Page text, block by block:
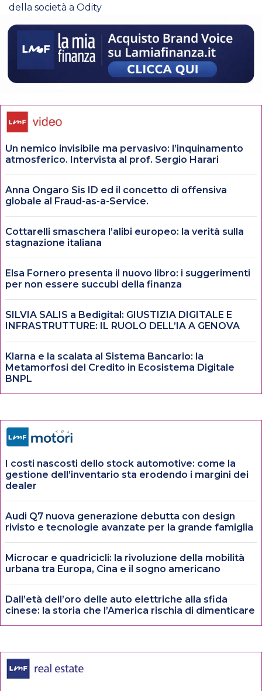
della società a Odity
Un nemico invisibile ma pervasivo: l’inquinamento
atmosferico. Intervista al prof. Sergio Harari
Anna Ongaro Sis ID ed il concetto di offensiva
globale al Fraud-as-a-Service.
Cottarelli smaschera l’alibi europeo: la verità sulla
stagnazione italiana
Elsa Fornero presenta il nuovo libro: i suggerimenti
per non essere succubi della finanza
SILVIA SALIS a Bedigital: GIUSTIZIA DIGITALE E
INFRASTRUTTURE: IL RUOLO DELL’IA A GENOVA
Klarna e la scalata al Sistema Bancario: la
Metamorfosi del Credito in Ecosistema Digitale
BNPL
I costi nascosti dello stock automotive: come la
gestione dell’inventario sta erodendo i margini dei
dealer
Audi Q7 nuova generazione debutta con design
rivisto e tecnologie avanzate per la grande famiglia
Microcar e quadricicli: la rivoluzione della mobilità
urbana tra Europa, Cina e il sogno americano
Dall’età dell’oro delle auto elettriche alla sfida
cinese: la storia che l’America rischia di dimenticare